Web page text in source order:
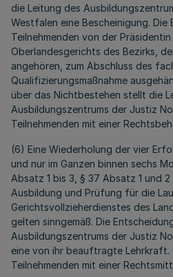
die Leitung des
Westfalen eine Bescheinigung. Die
Teilnehmenden von der
Oberlandesgerichts des Bezirks,
angehören, zum Abschluss des
Qualifizierungsmaßnahme
über das Nichtbestehen stellt die
Ausbildungszentrums der Justiz
Teilnehmenden mit einer
(6) Eine Wiederholung der vier
und nur im Ganzen binnen sechs
Absatz 1 bis 3, § 37 Absatz 1 und
Ausbildung und Prüfung für die
Gerichtsvollzieherdienstes des
gelten sinngemäß. Die
Ausbildungszentrums der Justiz
eine von ihr beauftragte Lehrkraft.
Teilnehmenden mit einer